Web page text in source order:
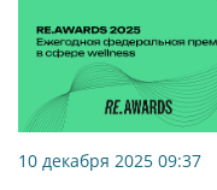
10 декабря 2025 09:37